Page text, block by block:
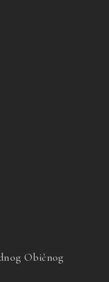
Običnog